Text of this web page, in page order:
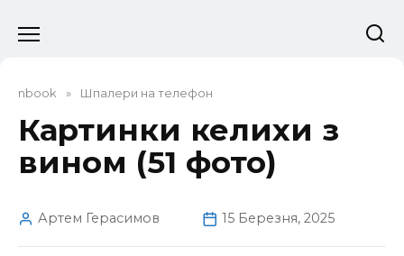
до
nbook » Шпалери на телефон
Картинки келихи з
вином (51 фото)
Артем Герасимов 15 Березня, 2025